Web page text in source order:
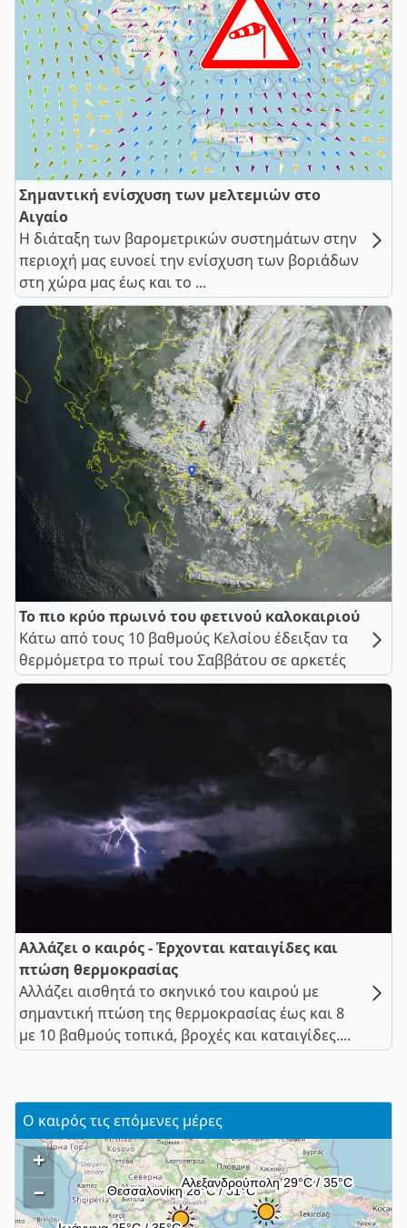
Σημαντική ενίσχυση των μελτεμιών στο
Αιγαίο
Η διάταξη των βαρομετρικών συστημάτων στην
περιοχή μας ευνοεί την ενίσχυση των βοριάδων
στη χώρα μας έως και το ...
Το πιο κρύο πρωινό του φετινού καλοκαιριού
Κάτω από τους 10 βαθμούς Κελσίου έδειξαν τα
θερμόμετρα το πρωί του Σαββάτου σε αρκετές
Αλλάζει ο καιρός - Έρχονται καταιγίδες και
πτώση θερμοκρασίας
Αλλάζει αισθητά το σκηνικό του καιρού με
σημαντική πτώση της θερμοκρασίας έως και 8
με 10 βαθμούς τοπικά, βροχές και καταιγίδες....
Ο καιρός τις επόμενες μέρες
+
–